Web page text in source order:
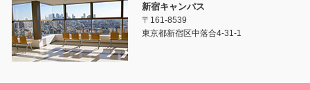
新宿キャンパス
〒161-8539
東京都新宿区中落合4-31-1